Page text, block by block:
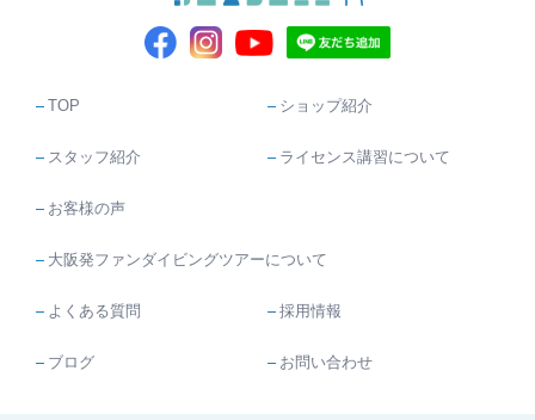
TOP ショップ紹介
スタッフ紹介 ライセンス講習について
お客様の声
大阪発ファンダイビングツアーについて
よくある質問 採用情報
ブログ お問い合わせ